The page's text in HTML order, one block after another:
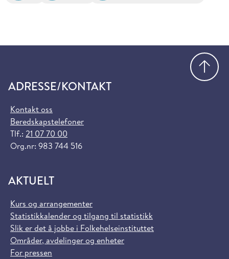
ADRESSE/KONTAKT
Kontakt oss
Beredskapstelefoner
Tlf.: 21 07 70 00
Org.nr: 983 744 516
AKTUELT
Kurs og arrangementer
Statistikkalender og tilgang til statistikk
Slik er det å jobbe i Folkehelseinstituttet
Områder, avdelinger og enheter
For pressen